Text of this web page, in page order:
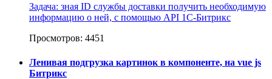
Задача: зная ID службы доставки получить необходимую
информацию о ней, с помощью API 1С-Битрикс
Просмотров: 4451
Ленивая подгрузка картинок в компоненте, на vue js
Битрикс